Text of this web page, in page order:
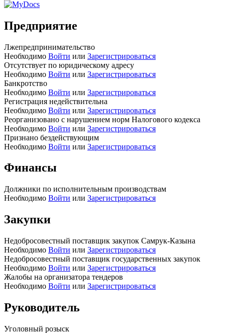
Предприятие
Лжепредпринимательство
Необходимо Войти или Зарегистрироваться
Отсутствует по юридическому адресу
Необходимо Войти или Зарегистрироваться
Банкротство
Необходимо Войти или Зарегистрироваться
Регистрация недействительна
Необходимо Войти или Зарегистрироваться
Реорганизовано с нарушением норм Налогового кодекса
Необходимо Войти или Зарегистрироваться
Признано бездействующим
Необходимо Войти или Зарегистрироваться
Финансы
Должники по исполнительным производствам
Необходимо Войти или Зарегистрироваться
Закупки
Недобросовестный поставщик закупок Самрук-Казына
Необходимо Войти или Зарегистрироваться
Недобросовестный поставщик государственных закупок
Необходимо Войти или Зарегистрироваться
Жалобы на организатора тендеров
Необходимо Войти или Зарегистрироваться
Руководитель
Уголовный розыск